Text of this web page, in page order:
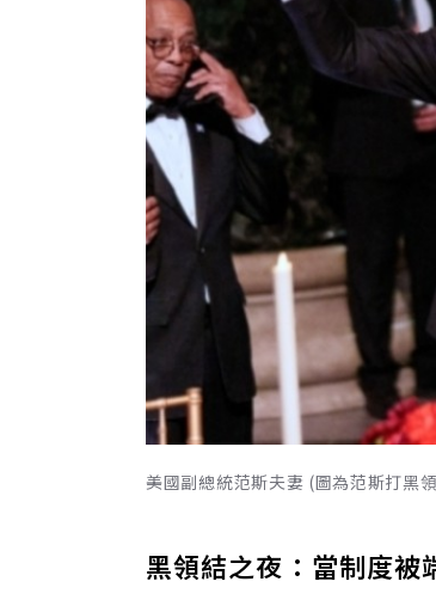
美國副總統范斯夫妻 (圖為范斯打
黑領結之夜：當制度被